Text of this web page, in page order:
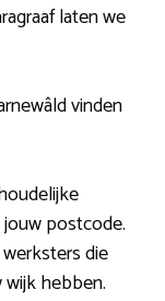
laten we
vinden
postcode.
die
hebben.